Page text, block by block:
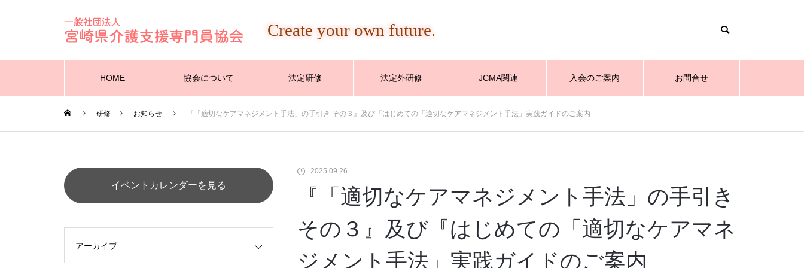
Create your own future.
HOME 協会について 法定研修 法定外研修 JCMA関連 入会のご案内 お問合せ
研修 お知らせ 『「適切なケアマネジメント手法」の手引き その３』及び『はじめての「適切なケアマネジメント手法」実践ガイドのご案内
2025.09.26
『「適切なケアマネジメント手法」の手引き
その３』及び『はじめての「適切なケアマネ
ジメント手法」実践ガイドのご案内
イベントカレンダーを見る
アーカイブ